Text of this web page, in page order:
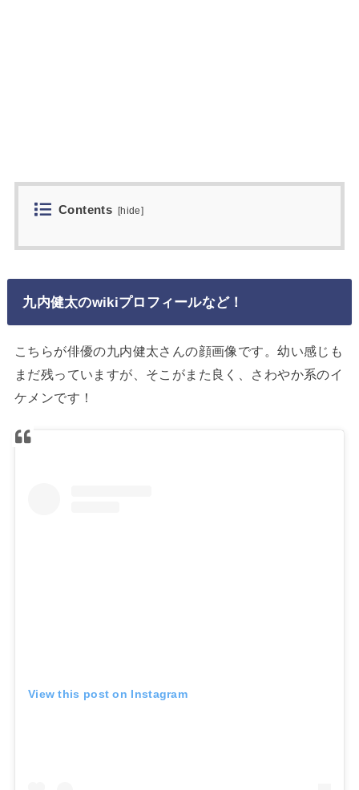
Contents [hide]
九内健太のwikiプロフィールなど！
こちらが俳優の九内健太さんの顔画像です。幼い感じも
まだ残っていますが、そこがまた良く、さわやか系のイ
ケメンです！
View this post on Instagram